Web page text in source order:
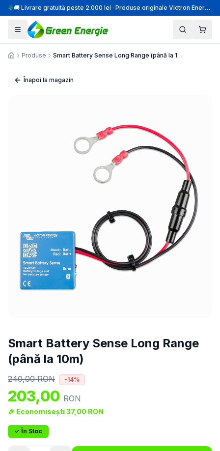
🚚 Livrare gratuită peste 2.000 lei · Produse originale Victron Energy · Montaj profesional
AcasăProduse Smart Battery Sense Long Range (până la 10m)
Înapoi la magazin
Smart Battery Sense Long Range
(până la 10m)
240,00RON -14%
203,00 RON
🎉 Economisești 37,00 RON
✓ În Stoc